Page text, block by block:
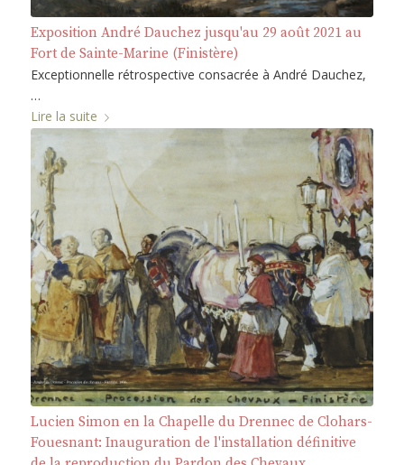
Exposition André Dauchez jusqu'au 29 août 2021 au
Fort de Sainte-Marine (Finistère)
Exceptionnelle rétrospective consacrée à André Dauchez,
…
Lire la suite
Lucien Simon en la Chapelle du Drennec de Clohars-
Fouesnant: Inauguration de l'installation définitive